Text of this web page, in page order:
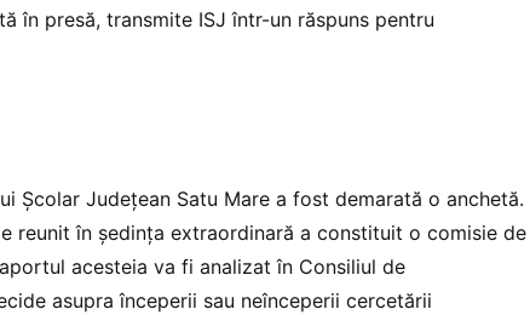
în presă, transmite ISJ într-un răspuns pentru
Școlar Județean Satu Mare a fost demarată o anchetă.
reunit în ședința extraordinară a constituit o comisie de
acesteia va fi analizat în Consiliul de
asupra începerii sau neînceperii cercetării